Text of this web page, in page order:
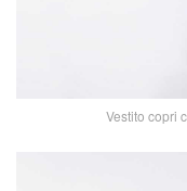
Vestito copri